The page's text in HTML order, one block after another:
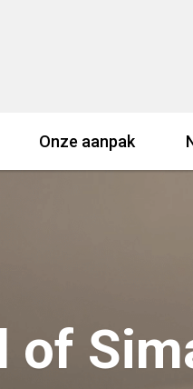
Onze aanpak
of